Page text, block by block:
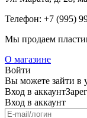
Телефон: +7 (995)
Мы продаем
О магазине
Войти
Вы можете зайти в
Вход в аккаунт
Вход в аккаунт